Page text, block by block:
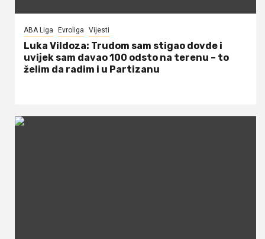
ABA Liga Evroliga Vijesti
Luka Vildoza: Trudom sam stigao dovde i
uvijek sam davao 100 odsto na terenu – to
želim da radim i u Partizanu